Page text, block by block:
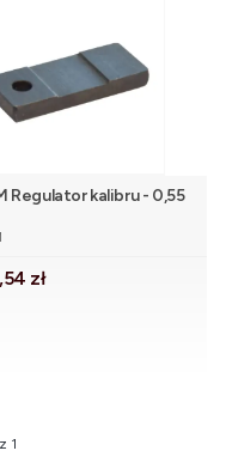
Regulator kalibru - 0,55
zł
z 1